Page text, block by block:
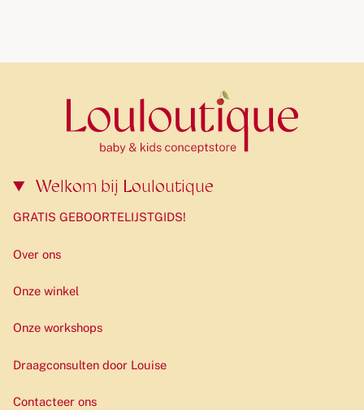
Welkom bij Louloutique
GRATIS GEBOORTELIJSTGIDS!
Over ons
Onze winkel
Onze workshops
Draagconsulten door Louise
Contacteer ons